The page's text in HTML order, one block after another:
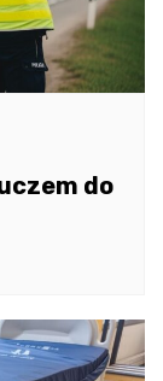
do